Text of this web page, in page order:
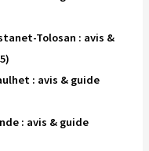
Tolosan : avis &
: avis & guide
: avis & guide